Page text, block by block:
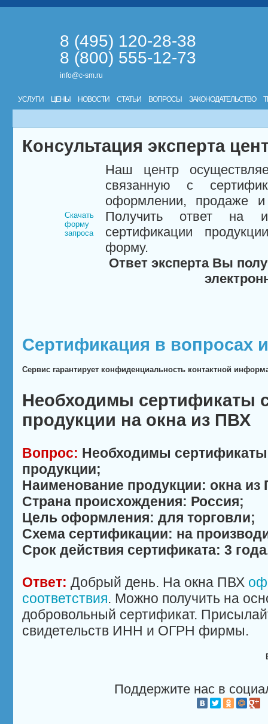
8 (495) 120-28-38
8 (800) 555-12-73
info@c-sm.ru
УСЛУГИ ЦЕНЫ НОВОСТИ СТАТЬИ ВОПРОСЫ ЗАКОНОДАТЕЛЬСТВО
Консультация эксперта
Скачать
форму
запроса
Наш центр
связанную с
оформлении, продаже и
Получить ответ на
сертификации
форму.
Ответ эксперта Вы
Сертификация в вопросах
Сервис гарантирует конфиденциальность контактной
Необходимы сертификаты
продукции на окна из ПВХ
Вопрос: Необходимы сертификаты
продукции;
Наименование продукции: окна из
Страна происхождения: Россия;
Цель оформления: для торговли;
Схема сертификации: на
Срок действия сертификата: 3
Ответ: Добрый день. На окна ПВХ
соответствия. Можно получить на
добровольный сертификат.
свидетельств ИНН и ОГРН фирмы.
Поддержите нас в